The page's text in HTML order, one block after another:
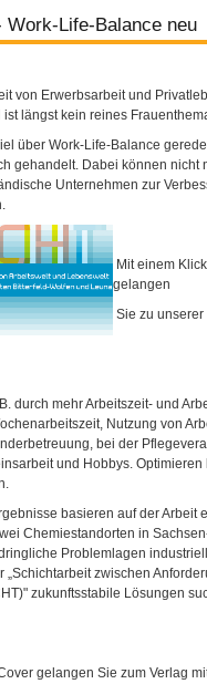
Work-Life-Balance neu
von Erwerbsarbeit und
längst kein reines
über Work-Life-Balance
gehandelt. Dabei können nicht
Unternehmen zur
Mit einem
gelangen
Sie zu
durch mehr Arbeitszeit- und
Nutzung von
bei der
und Hobbys. Optimieren
basieren auf der Arbeit
Chemiestandorten in
Problemlagen
„Schichtarbeit zwischen
zukunftsstabile Lösungen
gelangen Sie zum Verlag